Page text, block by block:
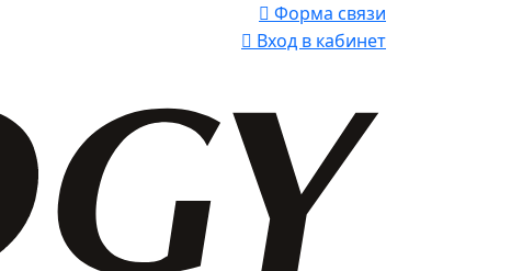
Форма связи
Вход в кабинет